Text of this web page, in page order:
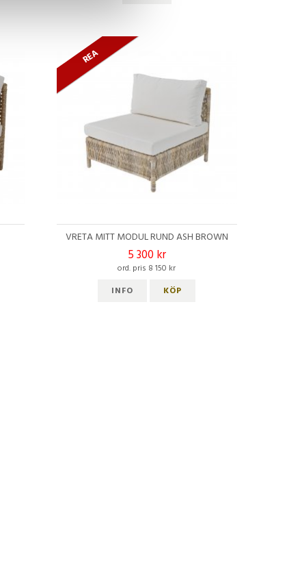
REA
VRETA MITT MODUL RUND ASH BROWN
5 300 kr
ord. pris 8 150 kr
INFO
KÖP